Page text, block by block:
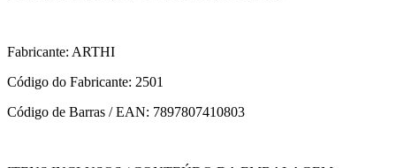
Fabricante: ARTHI
Código do Fabricante: 2501
Código de Barras / EAN: 7897807410803